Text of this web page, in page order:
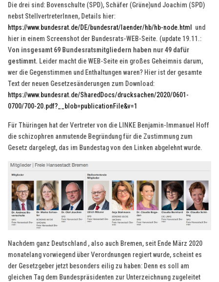
Die drei sind: Bovenschulte (SPD), Schäfer (Grüne)und Joachim (SPD)
nebst StellvertreterInnen, Details hier:
https://www.bundesrat.de/DE/bundesrat/laender/hb/hb-node.html und
hier in einem Screenshot der Bundesrats-WEB-Seite. (update 19.11.:
Von insgesamt 69 Bundesratsmitgliedern haben nur 49 dafür
gestimmt. Leider macht die WEB-Seite ein großes Geheimnis darum,
wer die Gegenstimmen und Enthaltungen waren? Hier ist der gesamte
Text der neuen Gesetzesänderungen zum Download:
https://www.bundesrat.de/SharedDocs/drucksachen/2020/0601-
0700/700-20.pdf?__blob=publicationFile&v=1
Für Thüringen hat der Vertreter von die LINKE Benjamin-Immanuel Hoff
die schizophren anmutende Begründung für die Zustimmung zum
Gesetz dargelegt, das im Bundestag von den Linken abgelehnt wurde.
Nachdem ganz Deutschland , also auch Bremen, seit Ende März 2020
monatelang vorwiegend über Verordnungen regiert wurde, scheint es
der Gesetzgeber jetzt besonders eilig zu haben: Denn es soll am
gleichen Tag dem Bundespräsidenten zur Unterzeichnung zugeleitet